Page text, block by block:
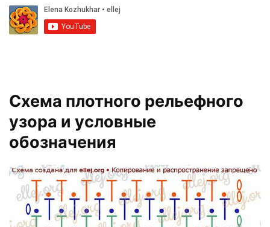
Схема плотного рельефного
узора и условные
обозначения